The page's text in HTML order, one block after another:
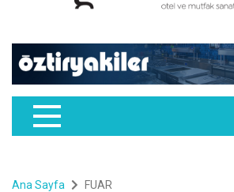
Ana Sayfa FUAR